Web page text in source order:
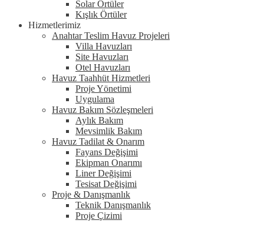
Solar Örtüler
Kışlık Örtüler
Hizmetlerimiz
Anahtar Teslim Havuz Projeleri
Villa Havuzları
Site Havuzları
Otel Havuzları
Havuz Taahhüt Hizmetleri
Proje Yönetimi
Uygulama
Havuz Bakım Sözleşmeleri
Aylık Bakım
Mevsimlik Bakım
Havuz Tadilat & Onarım
Fayans Değişimi
Ekipman Onarımı
Liner Değişimi
Tesisat Değişimi
Proje & Danışmanlık
Teknik Danışmanlık
Proje Çizimi